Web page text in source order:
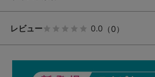
レビュー 0.0 （0）